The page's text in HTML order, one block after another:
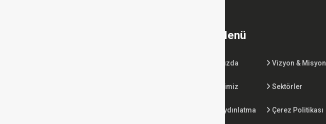
Hızlı Menü
Hakkımızda Vizyon & Misyon
Ürünlerimiz Sektörler
KVKK Aydınlatma Çerez Politikası